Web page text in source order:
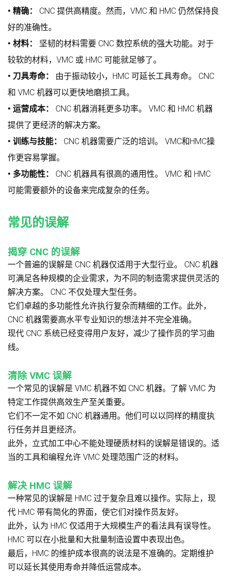
• 精确：
CNC 提供高精度。然而，VMC 和 HMC 仍然保持良
好的准确性。
• 材料：
坚韧的材料需要 CNC 数控系统的强大功能。对于
较软的材料，VMC 或 HMC 可能就足够了。
• 刀具寿命：
由于振动较小，HMC 可延长工具寿命。 CNC
和 VMC 机器可以更快地磨损工具。
• 运营成本：
CNC 机器消耗更多功率。 VMC 和 HMC 机器
提供了更经济的解决方案。
• 训练与技能：
CNC 机器需要广泛的培训。 VMC和HMC操
作更容易掌握。
• 多功能性：
CNC 机器具有很高的通用性。 VMC 和 HMC
可能需要额外的设备来完成复杂的任务。
常见的误解
揭穿 CNC 的误解
一个普遍的误解是 CNC 机器仅适用于大型行业。 CNC 机器
可满足各种规模的企业需求，为不同的制造需求提供灵活的
解决方案。 CNC 不仅处理大型任务。
它们卓越的多功能性允许执行复杂而精细的工作。此外，
CNC 机器需要高水平专业知识的想法并不完全准确。
现代 CNC 系统已经变得用户友好，减少了操作员的学习曲
线。
清除 VMC 误解
一个常见的误解是 VMC 机器不如 CNC 机器。了解 VMC 为
特定工作提供高效生产至关重要。
它们不一定不如 CNC 机器通用。他们可以以同样的精度执
行任务并且更经济。
此外，立式加工中心不能处理硬质材料的误解是错误的。适
当的工具和编程允许 VMC 处理范围广泛的材料。
解决 HMC 误解
一种常见的误解是 HMC 过于复杂且难以操作。实际上，现
代 HMC 带有简化的界面，使它们对操作员友好。
此外，认为 HMC 仅适用于大规模生产的看法具有误导性。
HMC 可以在小批量和大批量制造设置中表现出色。
最后，HMC 的维护成本很高的说法是不准确的。定期维护
可以延长其使用寿命并降低运营成本。